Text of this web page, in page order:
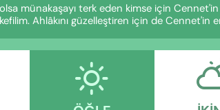
münakaşayı terk eden kimse için
Ahlâkını güzelleştiren için de